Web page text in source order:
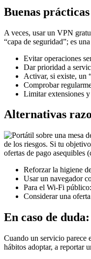
Buenas
A veces, usar un VPN
“capa de seguridad”; es
Evitar operaciones
Dar prioridad a
Activar, si existe, un
Comprobar
Limitar extensiones
Alternativas
de los riesgos. Si tu
ofertas de pago asequibles
Reforzar la higiene
Usar un navegador
Para el Wi-Fi
Considerar una
En caso de
Cuando un servicio parece
hábitos adoptar, a reportar